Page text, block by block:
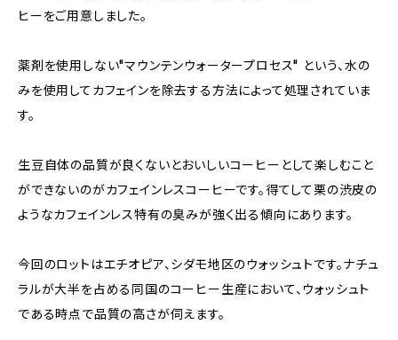
ヒーをご用意しました。
薬剤を使用しない"マウンテンウォータープロセス" という、水の
みを使用してカフェインを除去する方法によって処理されていま
す。
生豆自体の品質が良くないとおいしいコーヒーとして楽しむこと
ができないのがカフェインレスコーヒーです。得てして栗の渋皮の
ようなカフェインレス特有の臭みが強く出る傾向にあります。
今回のロットはエチオピア、シダモ地区のウォッシュトです。ナチュ
ラルが大半を占める同国のコーヒー生産において、ウォッシュト
である時点で品質の高さが伺えます。